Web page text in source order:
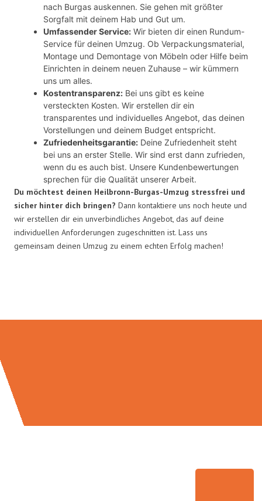
nach Burgas auskennen. Sie gehen mit größter
Sorgfalt mit deinem Hab und Gut um.
Umfassender Service: Wir bieten dir einen Rundum-
Service für deinen Umzug. Ob Verpackungsmaterial,
Montage und Demontage von Möbeln oder Hilfe beim
Einrichten in deinem neuen Zuhause – wir kümmern
uns um alles.
Kostentransparenz: Bei uns gibt es keine
versteckten Kosten. Wir erstellen dir ein
transparentes und individuelles Angebot, das deinen
Vorstellungen und deinem Budget entspricht.
Zufriedenheitsgarantie: Deine Zufriedenheit steht
bei uns an erster Stelle. Wir sind erst dann zufrieden,
wenn du es auch bist. Unsere Kundenbewertungen
sprechen für die Qualität unserer Arbeit.
Du möchtest deinen Heilbronn-Burgas-Umzug stressfrei und
sicher hinter dich bringen? Dann kontaktiere uns noch heute und
wir erstellen dir ein unverbindliches Angebot, das auf deine
individuellen Anforderungen zugeschnitten ist. Lass uns
gemeinsam deinen Umzug zu einem echten Erfolg machen!